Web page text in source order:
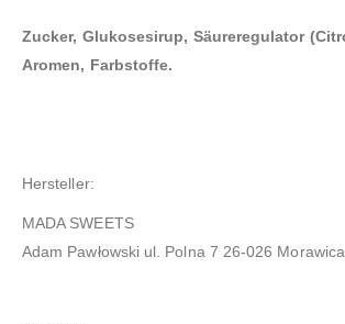
Zucker, Glukosesirup, Säureregulator
Aromen, Farbstoffe.
Hersteller:
MADA SWEETS
Adam Pawłowski ul. Polna 7 26-026